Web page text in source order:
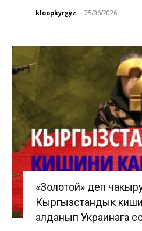
kloopkyrgyz - 25/06/2026
«Золотой» деп
Кыргызстандык
алданып Украинага